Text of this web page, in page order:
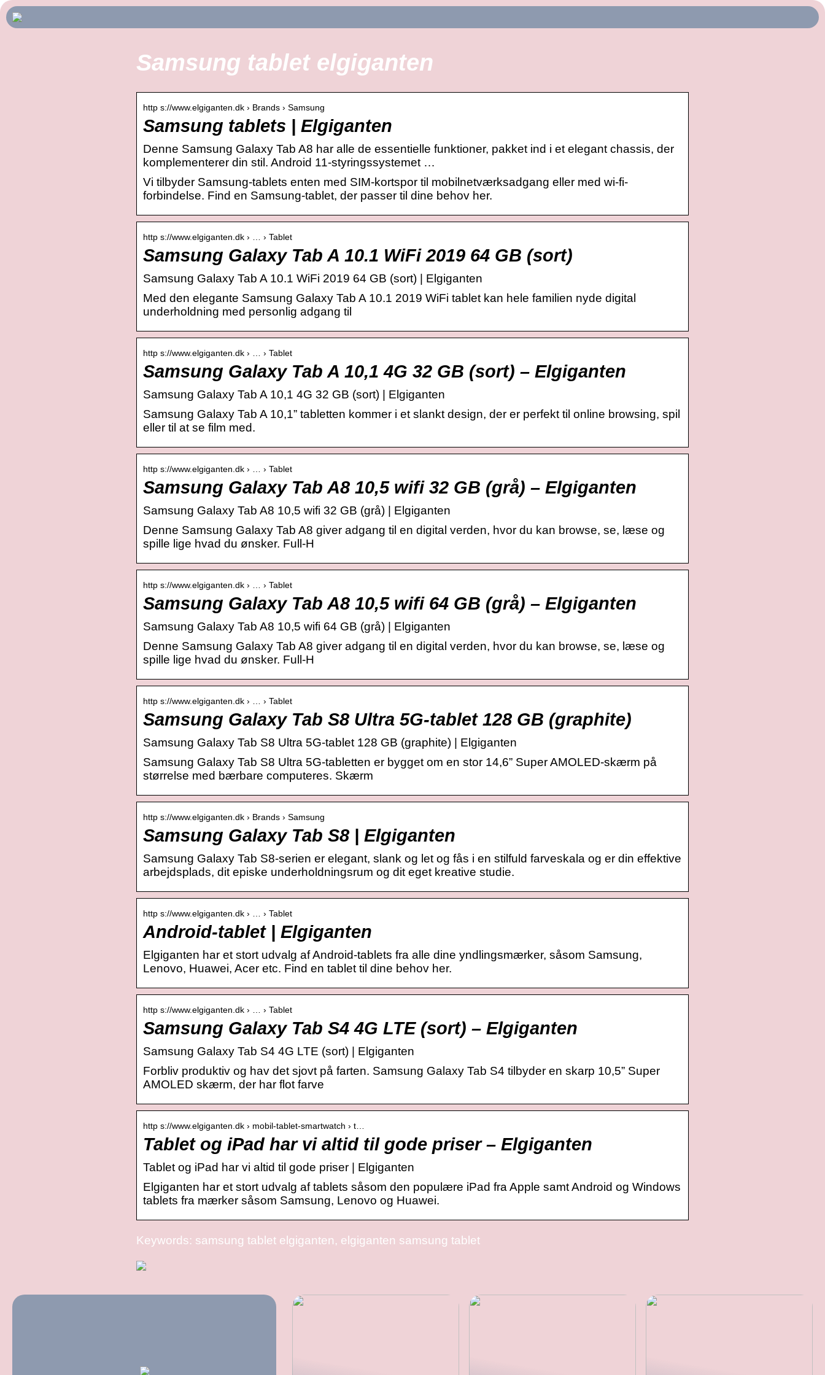
Samsung tablet elgiganten
http s://www.elgiganten.dk › Brands › Samsung
Samsung tablets | Elgiganten
Denne Samsung Galaxy Tab A8 har alle de essentielle funktioner, pakket ind i et elegant chassis, der
komplementerer din stil. Android 11-styringssystemet …
Vi tilbyder Samsung-tablets enten med SIM-kortspor til mobilnetværksadgang eller med wi-fi-
forbindelse. Find en Samsung-tablet, der passer til dine behov her.
http s://www.elgiganten.dk › … › Tablet
Samsung Galaxy Tab A 10.1 WiFi 2019 64 GB (sort)
Samsung Galaxy Tab A 10.1 WiFi 2019 64 GB (sort) | Elgiganten
Med den elegante Samsung Galaxy Tab A 10.1 2019 WiFi tablet kan hele familien nyde digital
underholdning med personlig adgang til
http s://www.elgiganten.dk › … › Tablet
Samsung Galaxy Tab A 10,1 4G 32 GB (sort) – Elgiganten
Samsung Galaxy Tab A 10,1 4G 32 GB (sort) | Elgiganten
Samsung Galaxy Tab A 10,1” tabletten kommer i et slankt design, der er perfekt til online browsing, spil
eller til at se film med.
http s://www.elgiganten.dk › … › Tablet
Samsung Galaxy Tab A8 10,5 wifi 32 GB (grå) – Elgiganten
Samsung Galaxy Tab A8 10,5 wifi 32 GB (grå) | Elgiganten
Denne Samsung Galaxy Tab A8 giver adgang til en digital verden, hvor du kan browse, se, læse og
spille lige hvad du ønsker. Full-H
http s://www.elgiganten.dk › … › Tablet
Samsung Galaxy Tab A8 10,5 wifi 64 GB (grå) – Elgiganten
Samsung Galaxy Tab A8 10,5 wifi 64 GB (grå) | Elgiganten
Denne Samsung Galaxy Tab A8 giver adgang til en digital verden, hvor du kan browse, se, læse og
spille lige hvad du ønsker. Full-H
http s://www.elgiganten.dk › … › Tablet
Samsung Galaxy Tab S8 Ultra 5G-tablet 128 GB (graphite)
Samsung Galaxy Tab S8 Ultra 5G-tablet 128 GB (graphite) | Elgiganten
Samsung Galaxy Tab S8 Ultra 5G-tabletten er bygget om en stor 14,6” Super AMOLED-skærm på
størrelse med bærbare computeres. Skærm
http s://www.elgiganten.dk › Brands › Samsung
Samsung Galaxy Tab S8 | Elgiganten
Samsung Galaxy Tab S8-serien er elegant, slank og let og fås i en stilfuld farveskala og er din effektive
arbejdsplads, dit episke underholdningsrum og dit eget kreative studie.
http s://www.elgiganten.dk › … › Tablet
Android-tablet | Elgiganten
Elgiganten har et stort udvalg af Android-tablets fra alle dine yndlingsmærker, såsom Samsung,
Lenovo, Huawei, Acer etc. Find en tablet til dine behov her.
http s://www.elgiganten.dk › … › Tablet
Samsung Galaxy Tab S4 4G LTE (sort) – Elgiganten
Samsung Galaxy Tab S4 4G LTE (sort) | Elgiganten
Forbliv produktiv og hav det sjovt på farten. Samsung Galaxy Tab S4 tilbyder en skarp 10,5” Super
AMOLED skærm, der har flot farve
http s://www.elgiganten.dk › mobil-tablet-smartwatch › t…
Tablet og iPad har vi altid til gode priser – Elgiganten
Tablet og iPad har vi altid til gode priser | Elgiganten
Elgiganten har et stort udvalg af tablets såsom den populære iPad fra Apple samt Android og Windows
tablets fra mærker såsom Samsung, Lenovo og Huawei.
Keywords: samsung tablet elgiganten, elgiganten samsung tablet